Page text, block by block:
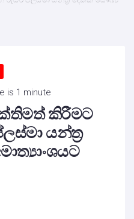
is 1 minute
කිරීමට
යන්ත්‍ර